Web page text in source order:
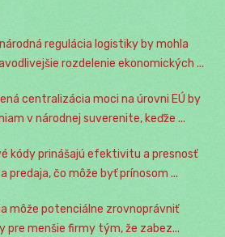
regulácia logistiky by mohla
rozdelenie ekonomických ...
centralizácia moci na úrovni EÚ by
v národnej suverenite, keďže ...
kódy prinášajú efektivitu a presnosť
predaja, čo môže byť prínosom ...
môže potenciálne zrovnoprávniť
pre menšie firmy tým, že zabez...